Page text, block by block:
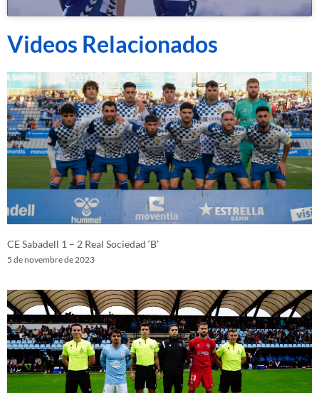
Videos Relacionados
CE Sabadell 1 – 2 Real Sociedad ‘B’
5 de novembre de 2023